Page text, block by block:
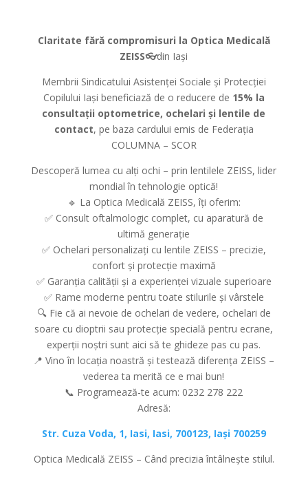
Claritate fără compromisuri la Optica Medicală
ZEISS👓din Iași
Membrii Sindicatului Asistenței Sociale și Protecției
Copilului Iași beneficiază de o reducere de 15% la
consultații optometrice, ochelari și lentile de
contact, pe baza cardului emis de Federația
COLUMNA – SCOR
Descoperă lumea cu alți ochi – prin lentilele ZEISS, lider
mondial în tehnologie optică!
🔹 La Optica Medicală ZEISS, îți oferim:
✅ Consult oftalmologic complet, cu aparatură de
ultimă generație
✅ Ochelari personalizați cu lentile ZEISS – precizie,
confort și protecție maximă
✅ Garanția calității și a experienței vizuale superioare
✅ Rame moderne pentru toate stilurile și vârstele
🔍 Fie că ai nevoie de ochelari de vedere, ochelari de
soare cu dioptrii sau protecție specială pentru ecrane,
experții noștri sunt aici să te ghideze pas cu pas.
📍 Vino în locația noastră și testează diferența ZEISS –
vederea ta merită ce e mai bun!
📞 Programează-te acum: 0232 278 222
Adresă:
Str. Cuza Voda, 1, Iasi, Iasi, 700123, Iași 700259
Optica Medicală ZEISS – Când precizia întâlnește stilul.